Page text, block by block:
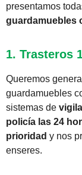
presentamos
guardamuebles
1. Trasteros
Queremos
guardamuebles
sistemas de
policía las 24
prioridad y nos
enseres.